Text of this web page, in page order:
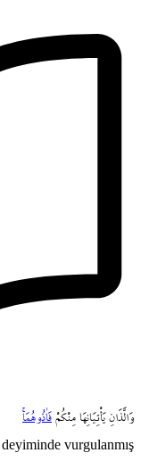
وَالَّذَانِ يَأْتِيَانِهَا مِنْكُمْ فَاٰذُوهُمَاۚ
vurgulanmış